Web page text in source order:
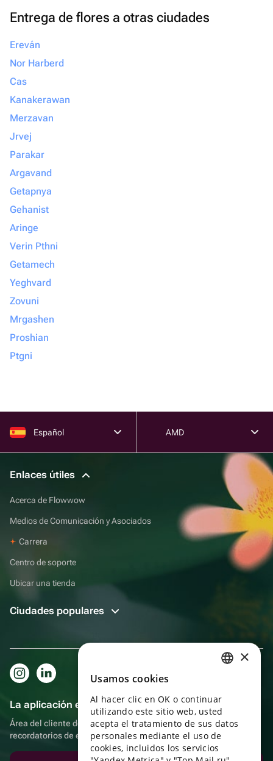
Entrega de flores a otras ciudades
Ereván
Nor Harberd
Cas
Kanakerawan
Merzavan
Jrvej
Parakar
Argavand
Getapnya
Gehanist
Aringe
Verin Pthni
Getamech
Yeghvard
Zovuni
Mrgashen
Proshian
Ptgni
Español AMD
Enlaces útiles
Acerca de Flowwow
Medios de Comunicación y Asociados
Carrera
Centro de soporte
Ubicar una tienda
Ciudades populares
La aplicación es aún más práctica.
Área del cliente del destinatario, más bonos por compras y
recordatorios de eventos
ENGLISH
UKRAINIAN
PORTUGUESE
×
Usamos cookies
Al hacer clic en OK o continuar
utilizando este sitio web, usted
acepta el tratamiento de sus datos
personales mediante el uso de
cookies, incluidos los servicios